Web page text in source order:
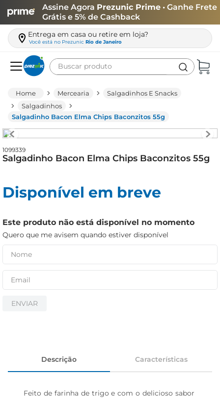
Assine Agora Prezunic Prime • Ganhe Frete
Grátis e 5% de Cashback
Entrega em casa ou retire em loja?
Você está no Prezunic Rio de Janeiro
Buscar produto
Mercearia
Salgadinhos E Snacks
Salgadinhos
Salgadinho Bacon Elma Chips Baconzitos 55g
1099339
Salgadinho Bacon Elma Chips Baconzitos 55g
Disponível em breve
Este produto não está disponível no momento
Quero que me avisem quando estiver disponível
ENVIAR
Descrição Características
Feito de farinha de trigo e com o delicioso sabor
leite
queijo
arroz
iogurte
papel higiênico
cerveja